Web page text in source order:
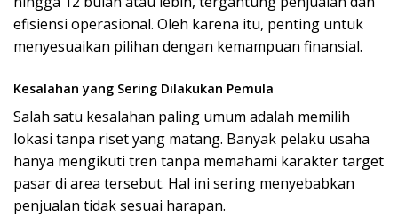
efisiensi operasional. Oleh karena itu, penting untuk
menyesuaikan pilihan dengan kemampuan finansial.
Kesalahan yang Sering Dilakukan Pemula
Salah satu kesalahan paling umum adalah memilih
lokasi tanpa riset yang matang. Banyak pelaku usaha
hanya mengikuti tren tanpa memahami karakter target
pasar di area tersebut. Hal ini sering menyebabkan
penjualan tidak sesuai harapan.